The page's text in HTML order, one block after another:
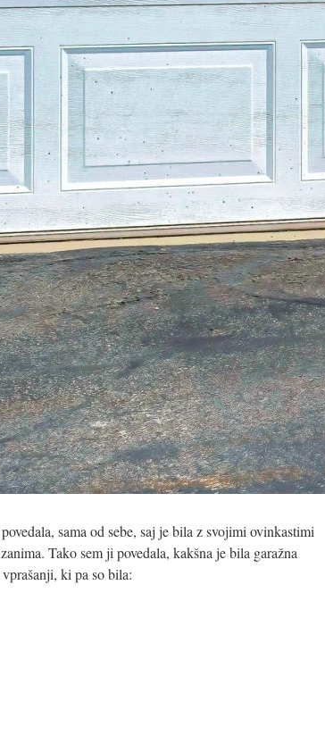
sama od sebe, saj je bila z svojimi ovinkastimi
Tako sem ji povedala, kakšna je bila garažna
ki pa so bila: